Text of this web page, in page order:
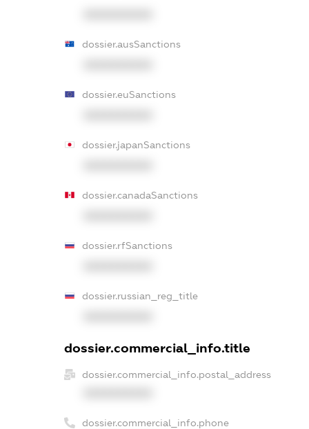
dossier.ausSanctions
dossier.euSanctions
dossier.japanSanctions
dossier.canadaSanctions
dossier.rfSanctions
dossier.russian_reg_title
dossier.commercial_info.title
dossier.commercial_info.postal_address
dossier.commercial_info.phone